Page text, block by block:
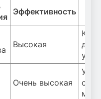
Эффективность
Высокая
для
Очень высокая